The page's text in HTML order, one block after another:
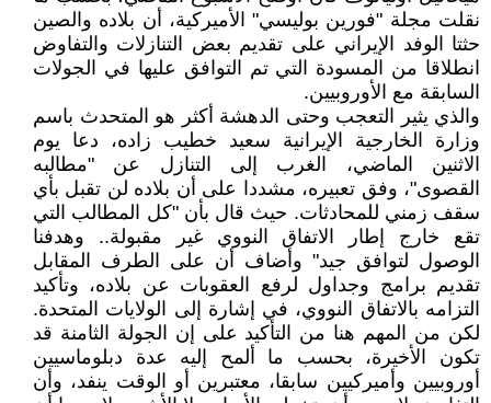
نقلت مجلة "فورين بوليسي" الأميركية، أن بلاده والصين
حثتا الوفد الإيراني على تقديم بعض التنازلات والتفاوض
انطلاقا من المسودة التي تم التوافق عليها في الجولات
السابقة مع الأوروبيين.
والذي يثير التعجب وحتى الدهشة أکثر هو المتحدث باسم
وزارة الخارجية الإيرانية سعيد خطيب زاده، دعا يوم
الاثنين الماضي، الغرب إلى التنازل عن "مطالبه
القصوى"، وفق تعبيره، مشددا على أن بلاده لن تقبل بأي
سقف زمني للمحادثات. حيث قال بأن "كل المطالب التي
تقع خارج إطار الاتفاق النووي غير مقبولة.. وهدفنا
الوصول لتوافق جيد" وأضاف أن على الطرف المقابل
تقديم برامج وجداول لرفع العقوبات عن بلاده، وتأكيد
التزامه بالاتفاق النووي، في إشارة إلى الولايات المتحدة.
لکن من المهم هنا من التأکيد على إن الجولة الثامنة قد
تكون الأخيرة، بحسب ما ألمح إليه عدة دبلوماسيين
أوروبيين وأميركيين سابقا، معتبرين أو الوقت ينفد، وأن